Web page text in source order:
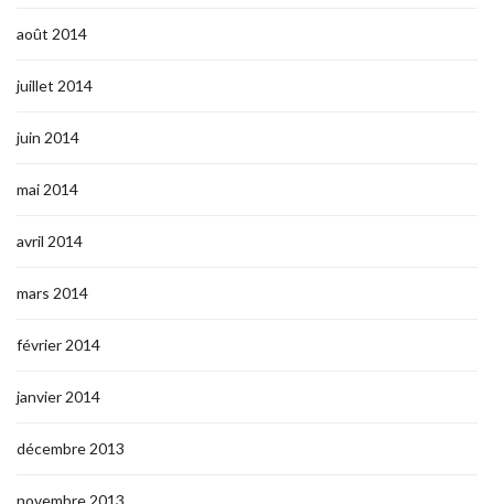
août 2014
juillet 2014
juin 2014
mai 2014
avril 2014
mars 2014
février 2014
janvier 2014
décembre 2013